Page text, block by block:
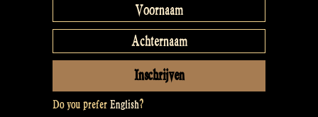
Do you prefer English?